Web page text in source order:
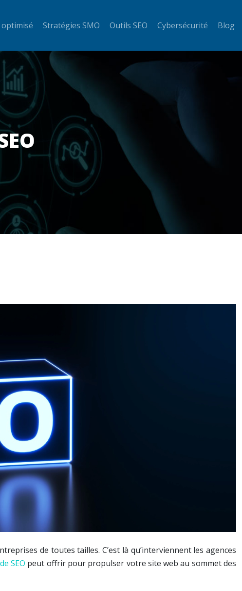
Stratégies SMO Outils SEO Cybersécurité Blog
de toutes tailles. C’est là qu’interviennent les agences
SEO peut offrir pour propulser votre site web au sommet des